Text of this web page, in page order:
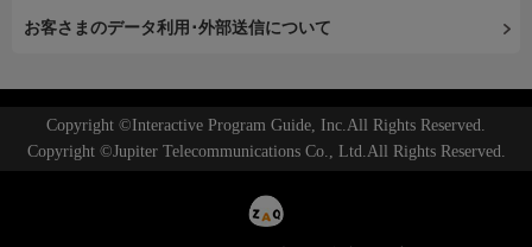
お客さまのデータ利用･外部送信について
Copyright ©Interactive Program Guide, Inc.All Rights Reserved.
Copyright ©Jupiter Telecommunications Co., Ltd.All Rights Reserved.